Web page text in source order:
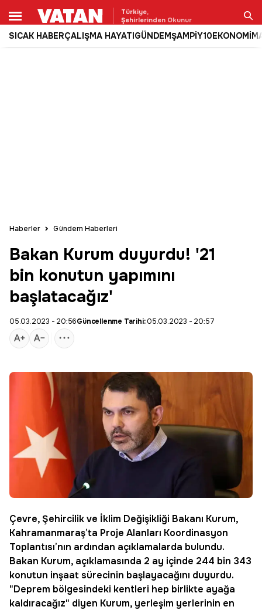
Türkiye,
Şehirlerinden Okunur
SICAK HABERÇALIŞMA HAYATIGÜNDEMŞAMPİY10EKONOMİ
Ara
Haberler Gündem Haberleri
Bakan Kurum duyurdu! '21
bin konutun yapımını
başlatacağız'
05.03.2023 - 20:56Güncellenme Tarihi:05.03.2023 - 20:57
Çevre, Şehircilik ve İklim Değişikliği Bakanı Kurum,
Kahramanmaraş’ta Proje Alanları Koordinasyon
Toplantısı’nın ardından açıklamalarda bulundu.
Bakan Kurum, açıklamasında 2 ay içinde 244 bin 343
konutun inşaat sürecinin başlayacağını duyurdu.
"Deprem bölgesindeki kentleri hep birlikte ayağa
kaldıracağız" diyen Kurum, yerleşim yerlerinin en